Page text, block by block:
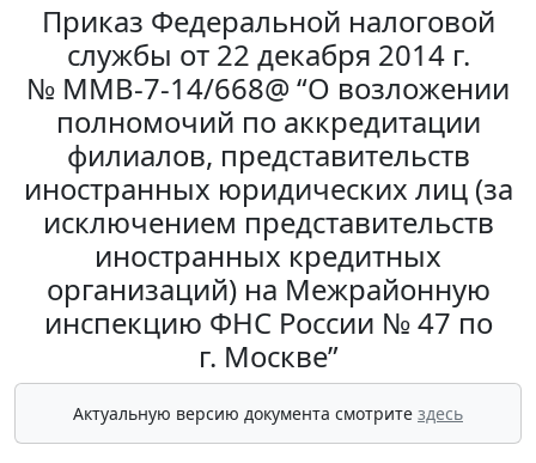
Приказ Федеральной налоговой
службы от 22 декабря 2014 г.
№ ММВ-7-14/668@ “О возложении
полномочий по аккредитации
филиалов, представительств
иностранных юридических лиц (за
исключением представительств
иностранных кредитных
организаций) на Межрайонную
инспекцию ФНС России № 47 по
г. Москве”
Актуальную версию документа смотрите здесь